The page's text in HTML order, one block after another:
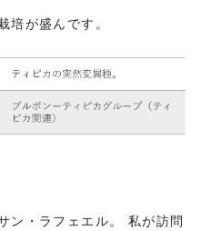
培が盛んです。
ン・ラフェエル。 私が訪問